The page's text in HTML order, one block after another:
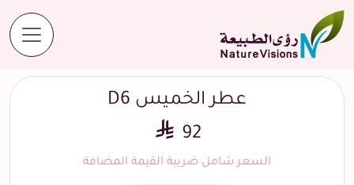
المنتجات عطر الخميس D6
عطر الخميس D6
92
السعر شامل ضريبة القيمة المضافة